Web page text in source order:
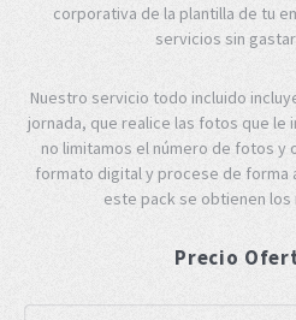
corporativa de la plantilla de tu
servicios sin
Nuestro servicio todo incluido
jornada, que realice las fotos que le
no limitamos el número de fotos y
formato digital y procese de forma
este pack se obtienen
Precio